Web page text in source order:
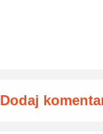
Dodaj